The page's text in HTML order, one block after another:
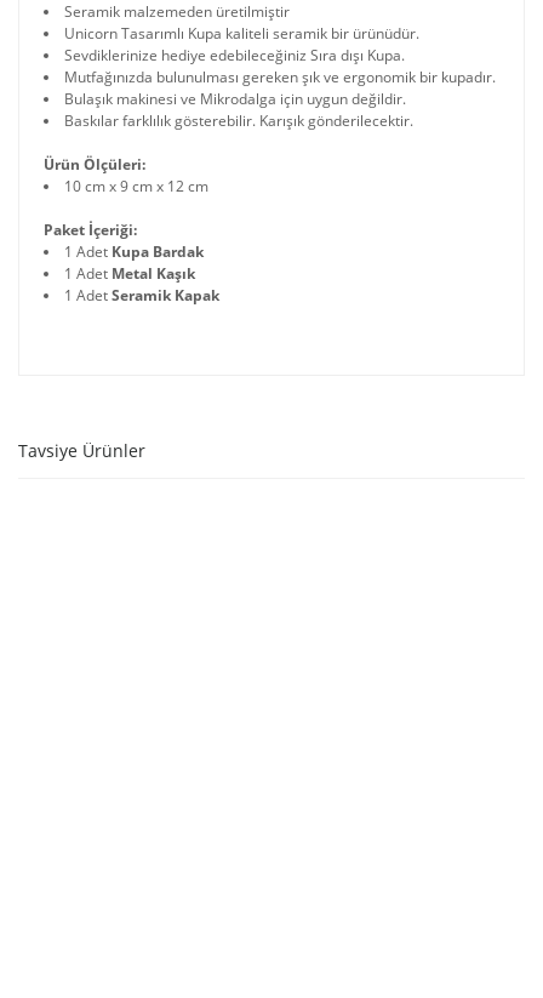
Seramik malzemeden üretilmiştir
Unicorn Tasarımlı Kupa kaliteli seramik bir ürünüdür.
Sevdiklerinize hediye edebileceğiniz Sıra dışı Kupa.
Mutfağınızda bulunulması gereken şık ve ergonomik bir kupadır.
Bulaşık makinesi ve Mikrodalga için uygun değildir.
Baskılar farklılık gösterebilir. Karışık gönderilecektir.
Ürün Ölçüleri:
10 cm x 9 cm x 12 cm
Paket İçeriği:
1 Adet Kupa Bardak
1 Adet Metal Kaşık
1 AdetSeramik Kapak
Tavsiye Ürünler